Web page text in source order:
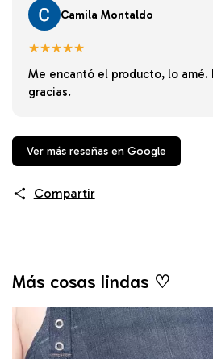
Camila Montaldo
★★★★★
Me encantó el producto, lo
gracias.
Ver más reseñas en Google
Compartir
Más cosas lindas ♡